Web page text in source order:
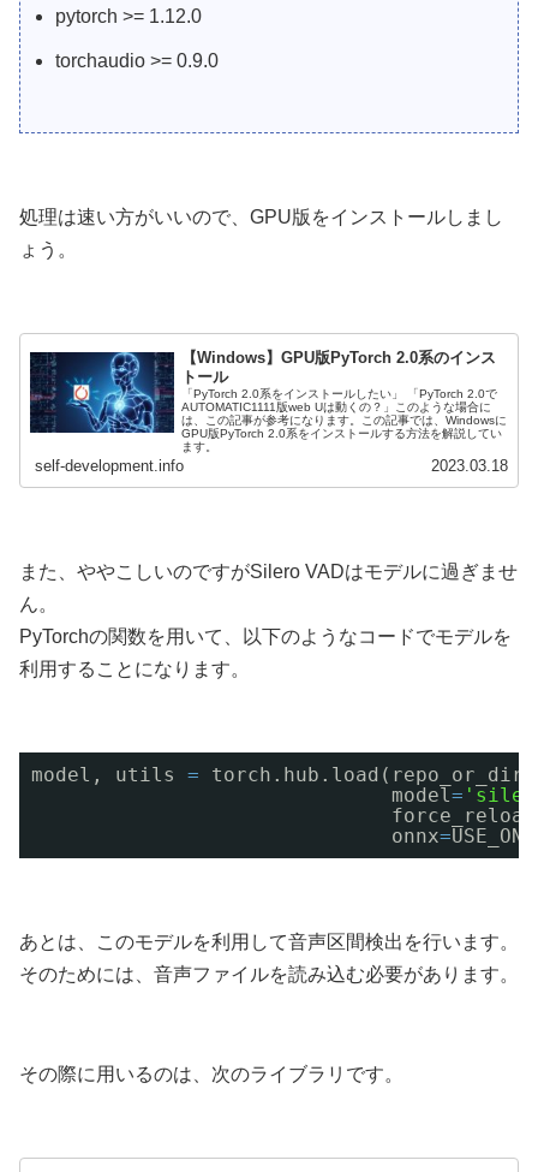
pytorch >= 1.12.0
torchaudio >= 0.9.0
処理は速い方がいいので、GPU版をインストールしまし
ょう。
【Windows】GPU版PyTorch 2.0系のインス
トール
「PyTorch 2.0系をインストールしたい」 「PyTorch 2.0で
AUTOMATIC1111版web Uは動くの？」このような場合に
は、この記事が参考になります。この記事では、Windowsに
GPU版PyTorch 2.0系をインストールする方法を解説してい
ます。
self-development.info 2023.03.18
また、ややこしいのですがSilero VADはモデルに過ぎませ
ん。
PyTorchの関数を用いて、以下のようなコードでモデルを
利用することになります。
model, utils = torch.hub.load(repo_or_dir
model=
force_reload
onnx=
あとは、このモデルを利用して音声区間検出を行います。
そのためには、音声ファイルを読み込む必要があります。
その際に用いるのは、次のライブラリです。